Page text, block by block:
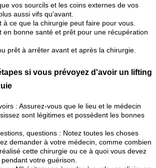
vos sourcils et les coins externes de vos
aussi vifs qu'avant.
à ce que la chirurgie peut faire pour vous.
en bonne santé et prêt pour une récupération
prêt à arrêter avant et après la chirurgie.
si vous prévoyez d'avoir un lifting
: Assurez-vous que le lieu et le médecin
sont légitimes et possèdent les bonnes
questions : Notez toutes les choses
demander à votre médecin, comme combien
cette chirurgie ou ce à quoi vous devez
votre guérison.